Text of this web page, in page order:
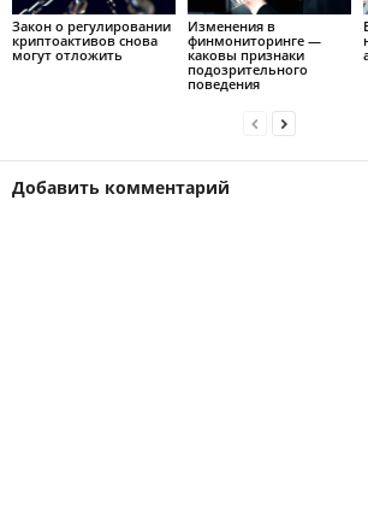
Закон о регулировании
криптоактивов снова
могут отложить
Изменения в
финмониторинге —
каковы признаки
подозрительного
поведения
Добавить комментарий